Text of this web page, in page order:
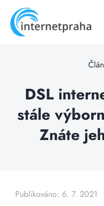
content
DSL
stále
Znáte
Publikováno: 6. 7. 2021